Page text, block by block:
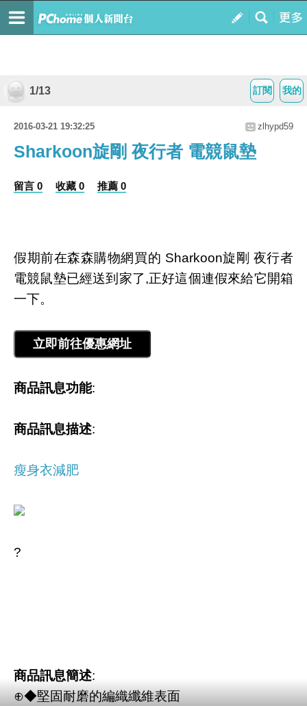
我的
訂閱
1/13
2016-03-21 19:32:25 zlhypd59
Sharkoon旋剛 夜行者 電競鼠墊
留言 0 收藏 0 推薦 0
假期前在森森購物網買的 Sharkoon旋剛 夜行者
電競鼠墊已經送到家了,正好這個連假來給它開箱
一下。
商品訊息功能:
商品訊息描述:
瘦身衣減肥
?
商品訊息簡述:
⊕◆堅固耐磨的編織纖維表面